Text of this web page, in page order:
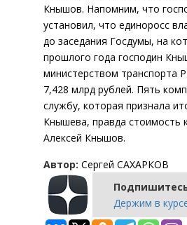
Кнышов. Напомним, что
установил, что единоросс
до заседания Госдумы, на
прошлого года господин
министерством транспорта
7,428 млрд рублей. Пять
службу, которая признала
Кнышева, правда стоимость
Алексей Кнышов.
Автор: Сергей САХАРКОВ
Держим в